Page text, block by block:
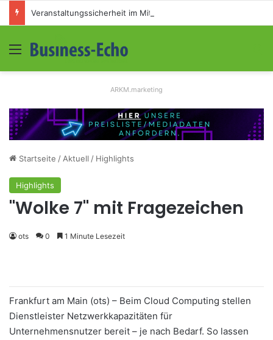
Menü
ARKM.marketing
Startseite / Aktuell / Highlights
Highlights
"Wolke 7" mit Fragezeichen
ots 0 1 Minute Lesezeit
Frankfurt am Main (ots) – Beim Cloud Computing stellen
Dienstleister Netzwerkkapazitäten für
Unternehmensnutzer bereit – je nach Bedarf. So lassen